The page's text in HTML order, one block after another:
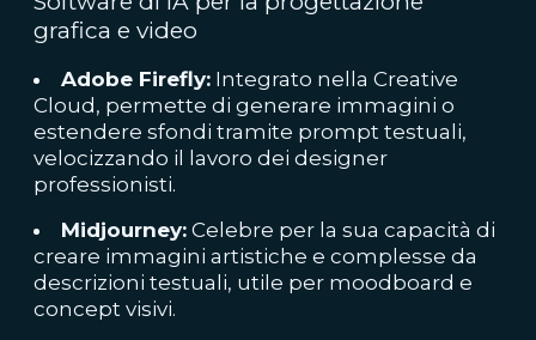
grafica e video
Adobe Firefly: Integrato nella Creative
Cloud, permette di generare immagini o
estendere sfondi tramite prompt testuali,
velocizzando il lavoro dei designer
professionisti.
Midjourney: Celebre per la sua capacità di
creare immagini artistiche e complesse da
descrizioni testuali, utile per moodboard e
concept visivi.